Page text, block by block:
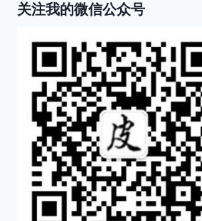
比
好
用
的
网
络
工
具
关注我的微信公众号